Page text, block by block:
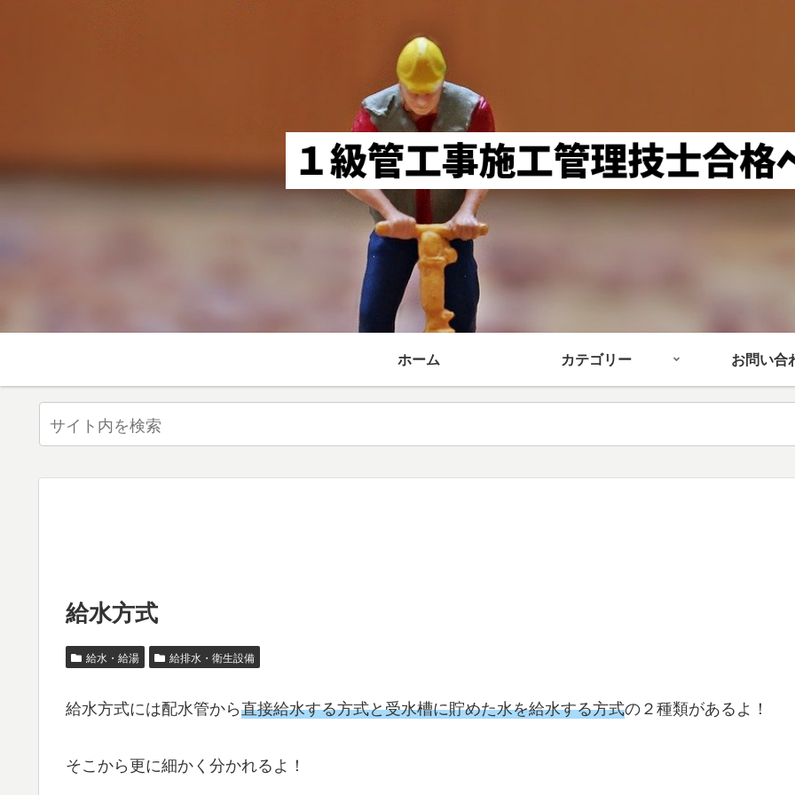
ホーム カテゴリー お問い合
給水方式
給水・給湯 給排水・衛生設備
給水方式には配水管から直接給水する方式と受水槽に貯めた水を給水する方式の２種類があるよ！
そこから更に細かく分かれるよ！